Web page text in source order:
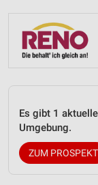
Es gibt 1
Umgebung.
ZUM PROSPEKT